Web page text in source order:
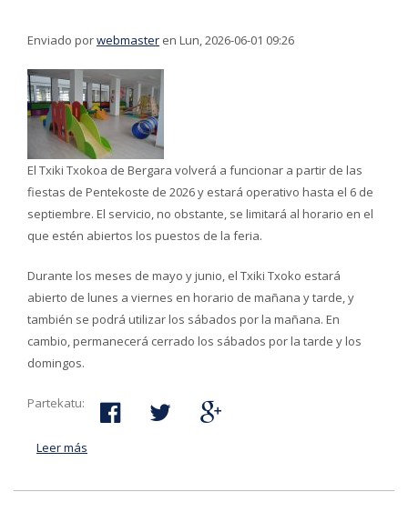
Enviado porwebmaster en Lun, 2026-06-01 09:26
El Txiki Txokoa de Bergara volverá a funcionar a partir de las
fiestas de Pentekoste de 2026 y estará operativo hasta el 6 de
septiembre. El servicio, no obstante, se limitará al horario en el
que estén abiertos los puestos de la feria.
Durante los meses de mayo y junio, el Txiki Txoko estará
abierto de lunes a viernes en horario de mañana y tarde, y
también se podrá utilizar los sábados por la mañana. En
cambio, permanecerá cerrado los sábados por la tarde y los
domingos.
Partekatu:
Leer más